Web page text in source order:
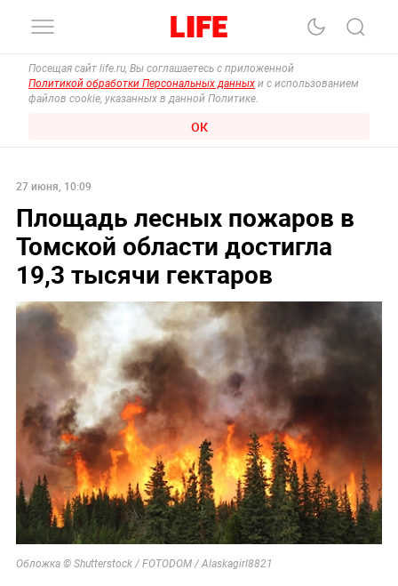
Посещая сайт life.ru, Вы соглашаетесь с приложенной
Политикой обработки Персональных данных и с использованием
файлов cookie, указанных в данной Политике.
ОК
27 июня, 10:09
Площадь лесных пожаров в
Томской области достигла
19,3 тысячи гектаров
Обложка © Shutterstock / FOTODOM / Alaskagirl8821